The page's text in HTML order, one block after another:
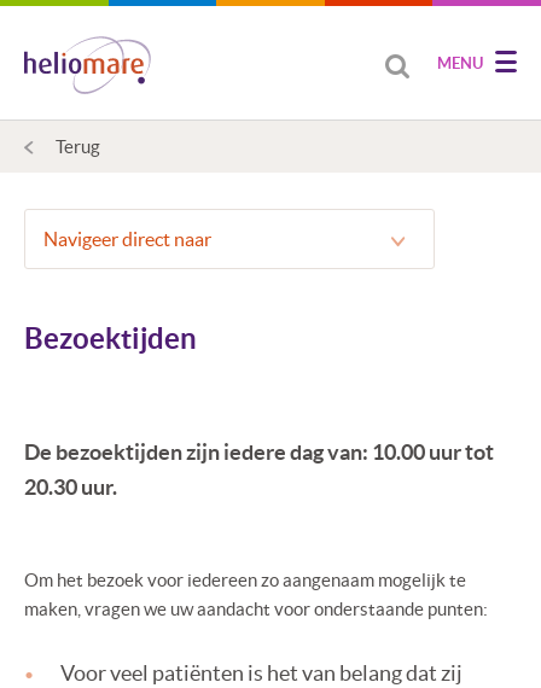
MENU
Terug
Navigeer direct naar
Bezoektijden
De bezoektijden zijn iedere dag van: 10.00 uur tot
20.30 uur.
Om het bezoek voor iedereen zo aangenaam mogelijk te
maken, vragen we uw aandacht voor onderstaande punten:
Voor veel patiënten is het van belang dat zij